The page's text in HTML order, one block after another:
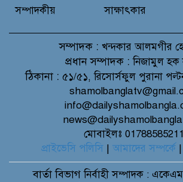
সম্পাদকীয়
সাক্ষাৎকার
সম্পাদক : খন্দকার আলমগীর
প্রধান সম্পাদক : নিজামুল হক
ঠিকানা : ৫১/৫১, রিসোর্সফুল পুরানা
মোবাইলঃ 01788585211
প্রাইভেসি পলিসি | আমাদের সম্পর্কে |
বার্তা বিভাগনির্বাহী সম্পাদক :